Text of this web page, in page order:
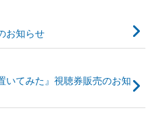
お知らせ
いてみた』視聴券販売のお知